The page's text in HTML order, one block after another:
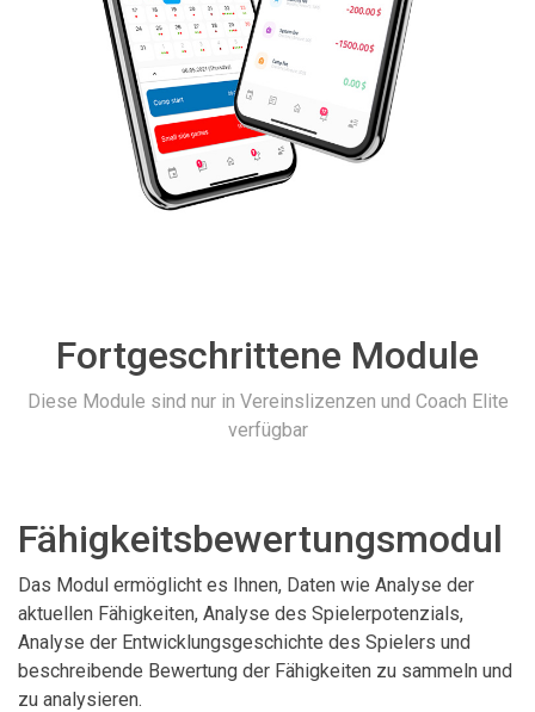
Fortgeschrittene Module
Diese Module sind nur in Vereinslizenzen und Coach Elite
verfügbar
Fähigkeitsbewertungsmodul
Das Modul ermöglicht es Ihnen, Daten wie Analyse der
aktuellen Fähigkeiten, Analyse des Spielerpotenzials,
Analyse der Entwicklungsgeschichte des Spielers und
beschreibende Bewertung der Fähigkeiten zu sammeln und
zu analysieren.